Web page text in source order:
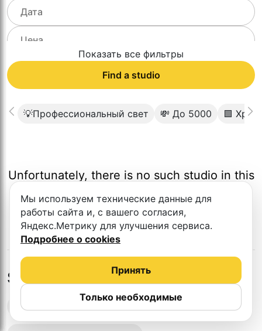
Показать все фильтры
Find a studio
💡Профессиональный свет 💸 До 5000 🟩
Unfortunately, there is no such studio in this
Studios in nearby cities
Podcast recording studios
Мы используем технические данные для
работы сайта и, с вашего согласия,
Яндекс.Метрику для улучшения сервиса.
Подробнее о cookies
Только необходимые
Принять